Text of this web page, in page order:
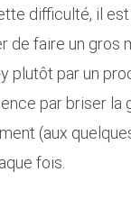
difficulté, il
de faire un gros
y plutôt par un
par briser la
(aux
fois.